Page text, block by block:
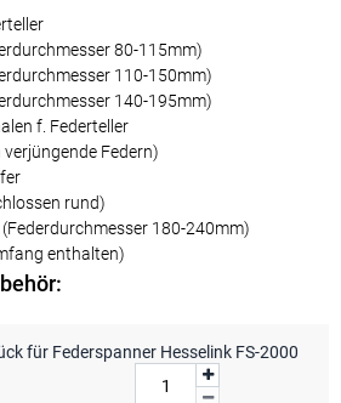
80-115mm)
110-150mm)
140-195mm)
f. Federteller
Federn)
rund)
180-240mm)
enthalten)
für Federspanner Hesselink FS-2000